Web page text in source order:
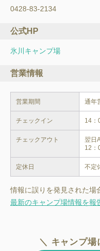
0428-83-2134
公式HP
氷川キャンプ場
営業情報
営業期間 通年
チェックイン 14：
チェックアウト
翌日
12：
定休日 不定
情報に誤りを発見された場
最新のキャンプ場情報を報
＼ キャンプ場